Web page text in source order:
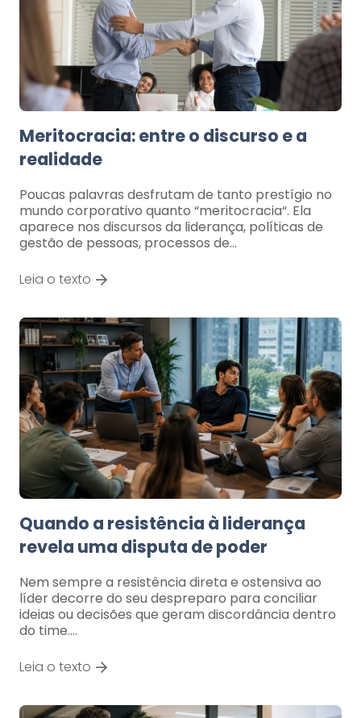
Meritocracia: entre o discurso e a
realidade
Poucas palavras desfrutam de tanto prestígio no
mundo corporativo quanto “meritocracia“. Ela
aparece nos discursos da liderança, políticas de
gestão de pessoas, processos de…
Leia o texto
Quando a resistência à liderança
revela uma disputa de poder
Nem sempre a resistência direta e ostensiva ao
líder decorre do seu despreparo para conciliar
ideias ou decisões que geram discordância dentro
do time.…
Leia o texto